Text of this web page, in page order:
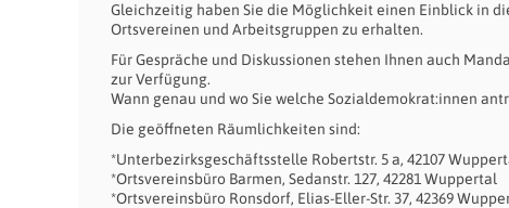
Gleichzeitig haben Sie die Möglichkeit einen Einblick in
Ortsvereinen und Arbeitsgruppen zu erhalten.
Für Gespräche und Diskussionen stehen Ihnen auch
zur Verfügung.
Wann genau und wo Sie welche Sozialdemokrat:innen
Die geöffneten Räumlichkeiten sind:
*Unterbezirksgeschäftsstelle Robertstr. 5 a, 42107
*Ortsvereinsbüro Barmen, Sedanstr. 127, 42281 Wuppertal
*Ortsvereinsbüro Ronsdorf, Elias-Eller-Str. 37, 42369